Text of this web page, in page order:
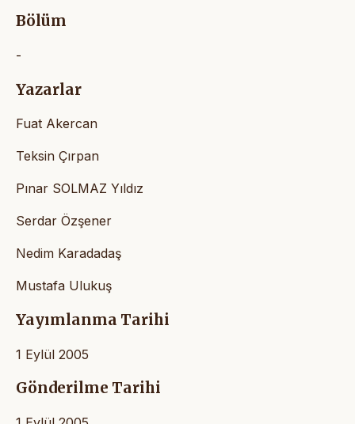
Bölüm
-
Yazarlar
Fuat Akercan
Teksin Çırpan
Pınar SOLMAZ Yıldız
Serdar Özşener
Nedim Karadadaş
Mustafa Ulukuş
Yayımlanma Tarihi
1 Eylül 2005
Gönderilme Tarihi